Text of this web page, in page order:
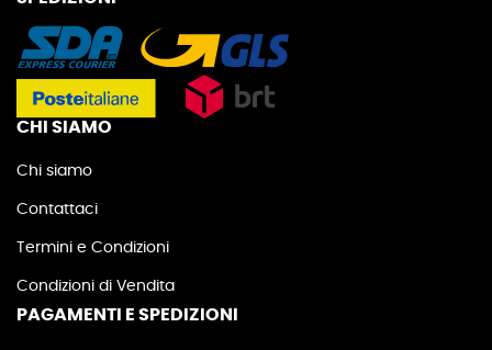
CHI SIAMO
Chi siamo
Contattaci
Termini e Condizioni
Condizioni di Vendita
PAGAMENTI E SPEDIZIONI